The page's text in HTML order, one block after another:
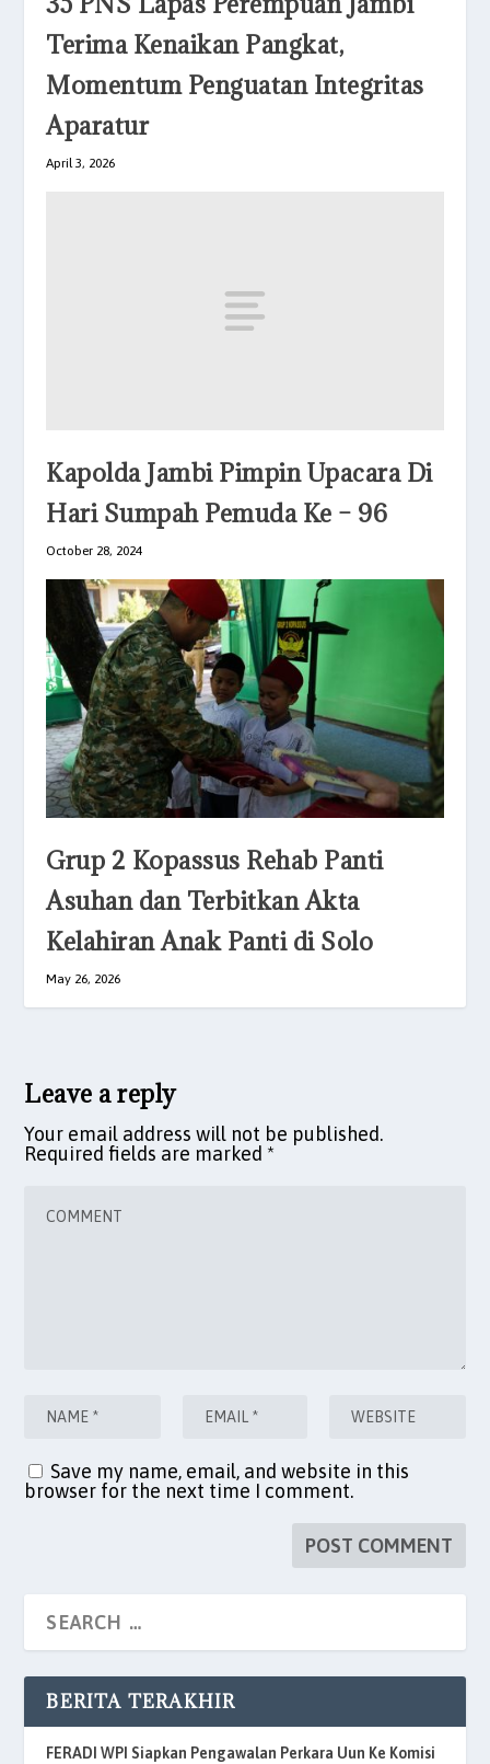
Terima Kenaikan Pangkat,
Momentum Penguatan Integritas
Aparatur
April 3, 2026
Kapolda Jambi Pimpin Upacara Di
Hari Sumpah Pemuda Ke – 96
October 28, 2024
Grup 2 Kopassus Rehab Panti
Asuhan dan Terbitkan Akta
Kelahiran Anak Panti di Solo
May 26, 2026
Leave a reply
Your email address will not be published.
Required fields are marked *
Save my name, email, and website in this
browser for the next time I comment.
BERITA TERAKHIR
FERADI WPI Siapkan Pengawalan Perkara Uun Ke Komisi